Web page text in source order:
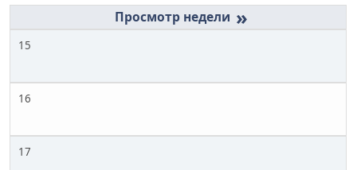
»
15
16
17